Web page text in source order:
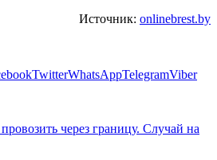
Источник: onlinebrest.by
TwitterWhatsAppTelegramViber
через границу. Случай на